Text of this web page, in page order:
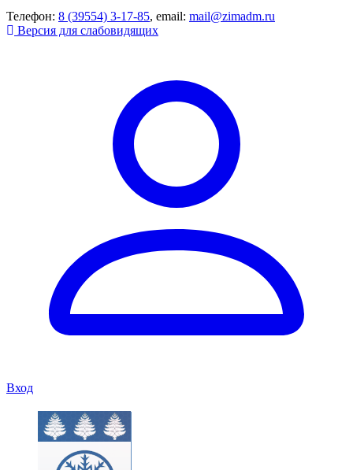
Телефон: 8 (39554) 3-17-85, email: mail@zimadm.ru
Версия для слабовидящих
Вход